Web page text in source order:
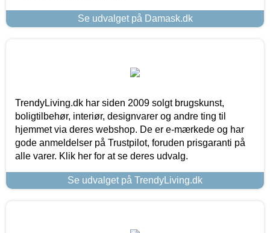
Se udvalget på Damask.dk
TrendyLiving.dk har siden 2009 solgt brugskunst,
boligtilbehør, interiør, designvarer og andre ting til
hjemmet via deres webshop. De er e-mærkede og har
gode anmeldelser på Trustpilot, foruden prisgaranti på
alle varer. Klik her for at se deres udvalg.
Se udvalget på TrendyLiving.dk